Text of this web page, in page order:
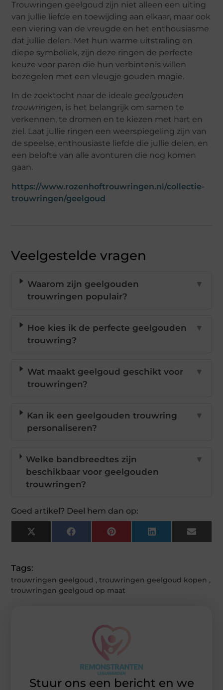
Trouwringen geelgoud zijn niet alleen een uiting
van jullie liefde en toewijding aan elkaar, maar ook
een viering van de vreugde en het enthousiasme
dat jullie delen. Met hun warme uitstraling en
diepe symboliek, zijn deze ringen de perfecte
keuze voor paren die hun verbintenis willen
bezegelen met een vleugje gouden magie.
In de zoektocht naar de ideale geelgouden
trouwringen, is het belangrijk om samen te
verkennen, te dromen en te kiezen met hart en
ziel. Laat jullie ringen een weerspiegeling zijn van
de speelse, enthousiaste liefde die jullie delen, en
een belofte van alle avonturen die nog komen
gaan.
https://www.rozenhoftrouwringen.nl/collectie-
trouwringen/geelgoud
Veelgestelde vragen
Waarom zijn geelgouden
trouwringen populair?
▼
Hoe kies ik de perfecte geelgouden
trouwring?
▼
Wat maakt geelgoud geschikt voor
trouwringen?
▼
Kan ik een geelgouden trouwring
personaliseren?
▼
Welke bandbreedtes zijn
beschikbaar voor geelgouden
trouwringen?
▼
Goed artikel? Deel hem dan op:
X
(Twitter)
FacebookPinterestLinkedInEmail
Tags:
trouwringen geelgoud ,trouwringen geelgoud kopen ,
trouwringen geelgoud op maat
Stuur ons een bericht en we